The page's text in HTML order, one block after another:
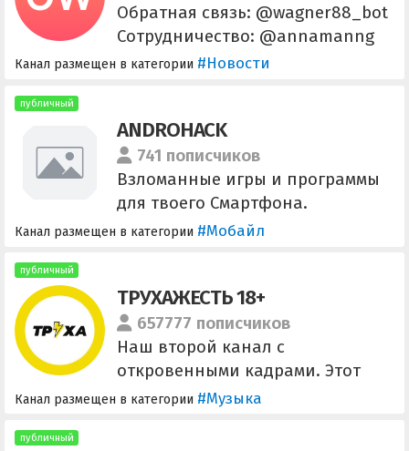
Обратная связь: @wagner88_bot
Сотрудничество: @annamanng
@kirtlu @struffshryde канал
Канал размещен в категории #Новости
публичный
ANDROHACK
741 пописчиков
Взломанные игры и программы
для твоего Смартфона.
Канал размещен в категории #Мобайл
публичный
ТРУХАЖЕСТЬ 18+
657777 пописчиков
Наш второй канал с
откровенными кадрами. Этот
канал могут заблокировать из-
Канал размещен в категории #Музыка
публичный